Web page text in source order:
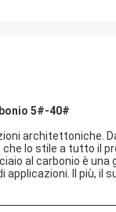
5#-40#
architettoniche.
lo stile a tutto il
al carbonio è una
Il più, il